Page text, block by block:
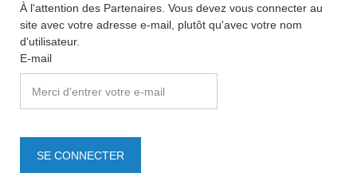
À l'attention des Partenaires. Vous devez vous connecter au
site avec votre adresse e-mail, plutôt qu'avec votre nom
d'utilisateur.
E-mail